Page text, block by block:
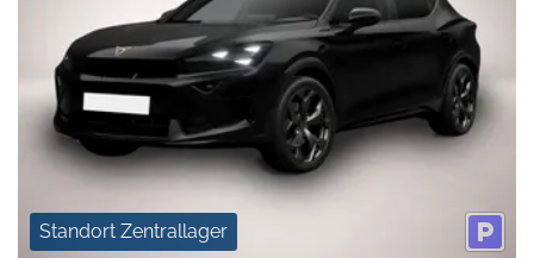
Standort Zentrallager